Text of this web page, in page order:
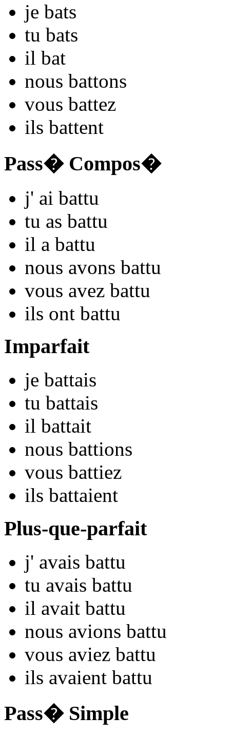
je bats
tu bats
il bat
nous battons
vous battez
ils battent
Pass� Compos�
j' ai battu
tu as battu
il a battu
nous avons battu
vous avez battu
ils ont battu
Imparfait
je battais
tu battais
il battait
nous battions
vous battiez
ils battaient
Plus-que-parfait
j' avais battu
tu avais battu
il avait battu
nous avions battu
vous aviez battu
ils avaient battu
Pass� Simple